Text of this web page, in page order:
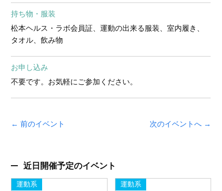
持ち物・服装
松本ヘルス・ラボ会員証、運動の出来る服装、室内履き、
タオル、飲み物
お申し込み
不要です。お気軽にご参加ください。
← 前のイベント 次のイベントへ →
近日開催予定のイベント
運動系 運動系